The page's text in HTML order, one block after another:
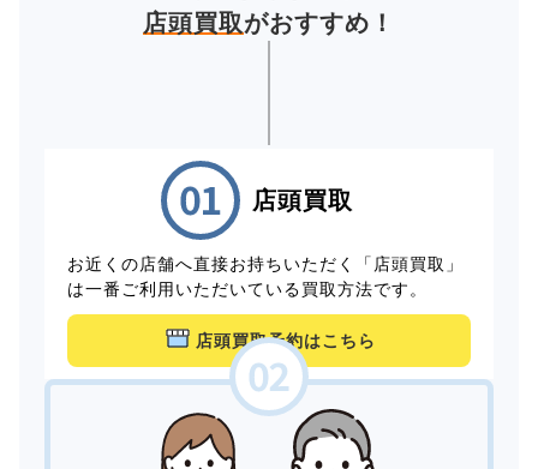
店頭買取がおすすめ！
店頭買取
お近くの店舗へ直接お持ちいただく「店頭買取」
は一番ご利用いただいている買取方法です。
店頭買取予約はこちら